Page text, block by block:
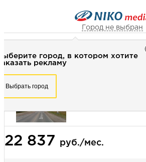
Город не выбран
город, в котором хотите
рекламу
Выбрать город
Город не выбран
Рекламное агентство
Выберите свой город
Наружная реклама
Билборд 3х6 (сторона А) - Статика
22 837 руб./мес.